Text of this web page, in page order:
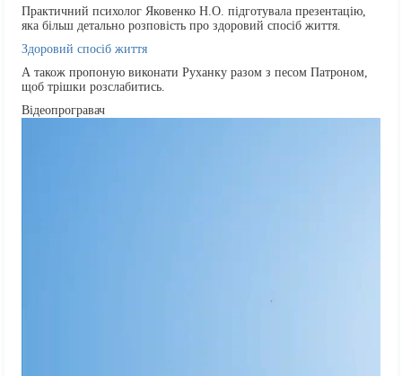
Практичний психолог Яковенко Н.О. підготувала презентацію,
яка більш детально розповість про здоровий спосіб життя.
Здоровий спосіб життя
А також пропоную виконати Руханку разом з песом Патроном,
щоб трішки розслабитись.
Відеопрогравач